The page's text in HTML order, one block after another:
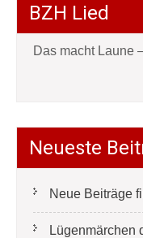
BZH Lied
Das macht Laune
Neueste
Neue Beiträge
Lügenmärchen